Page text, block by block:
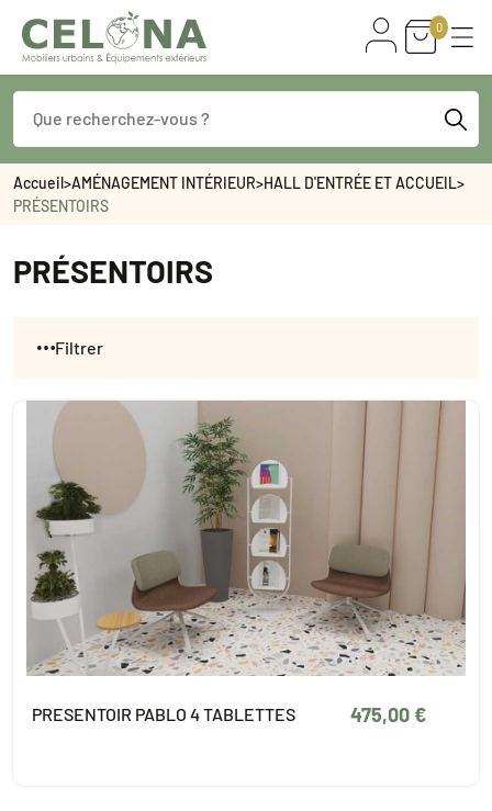
0
Accueil>AMÉNAGEMENT INTÉRIEUR>HALL D'ENTRÉE ET ACCUEIL>
PRÉSENTOIRS
PRÉSENTOIRS
Filtrer
PRESENTOIR PABLO 4 TABLETTES 475,00 €